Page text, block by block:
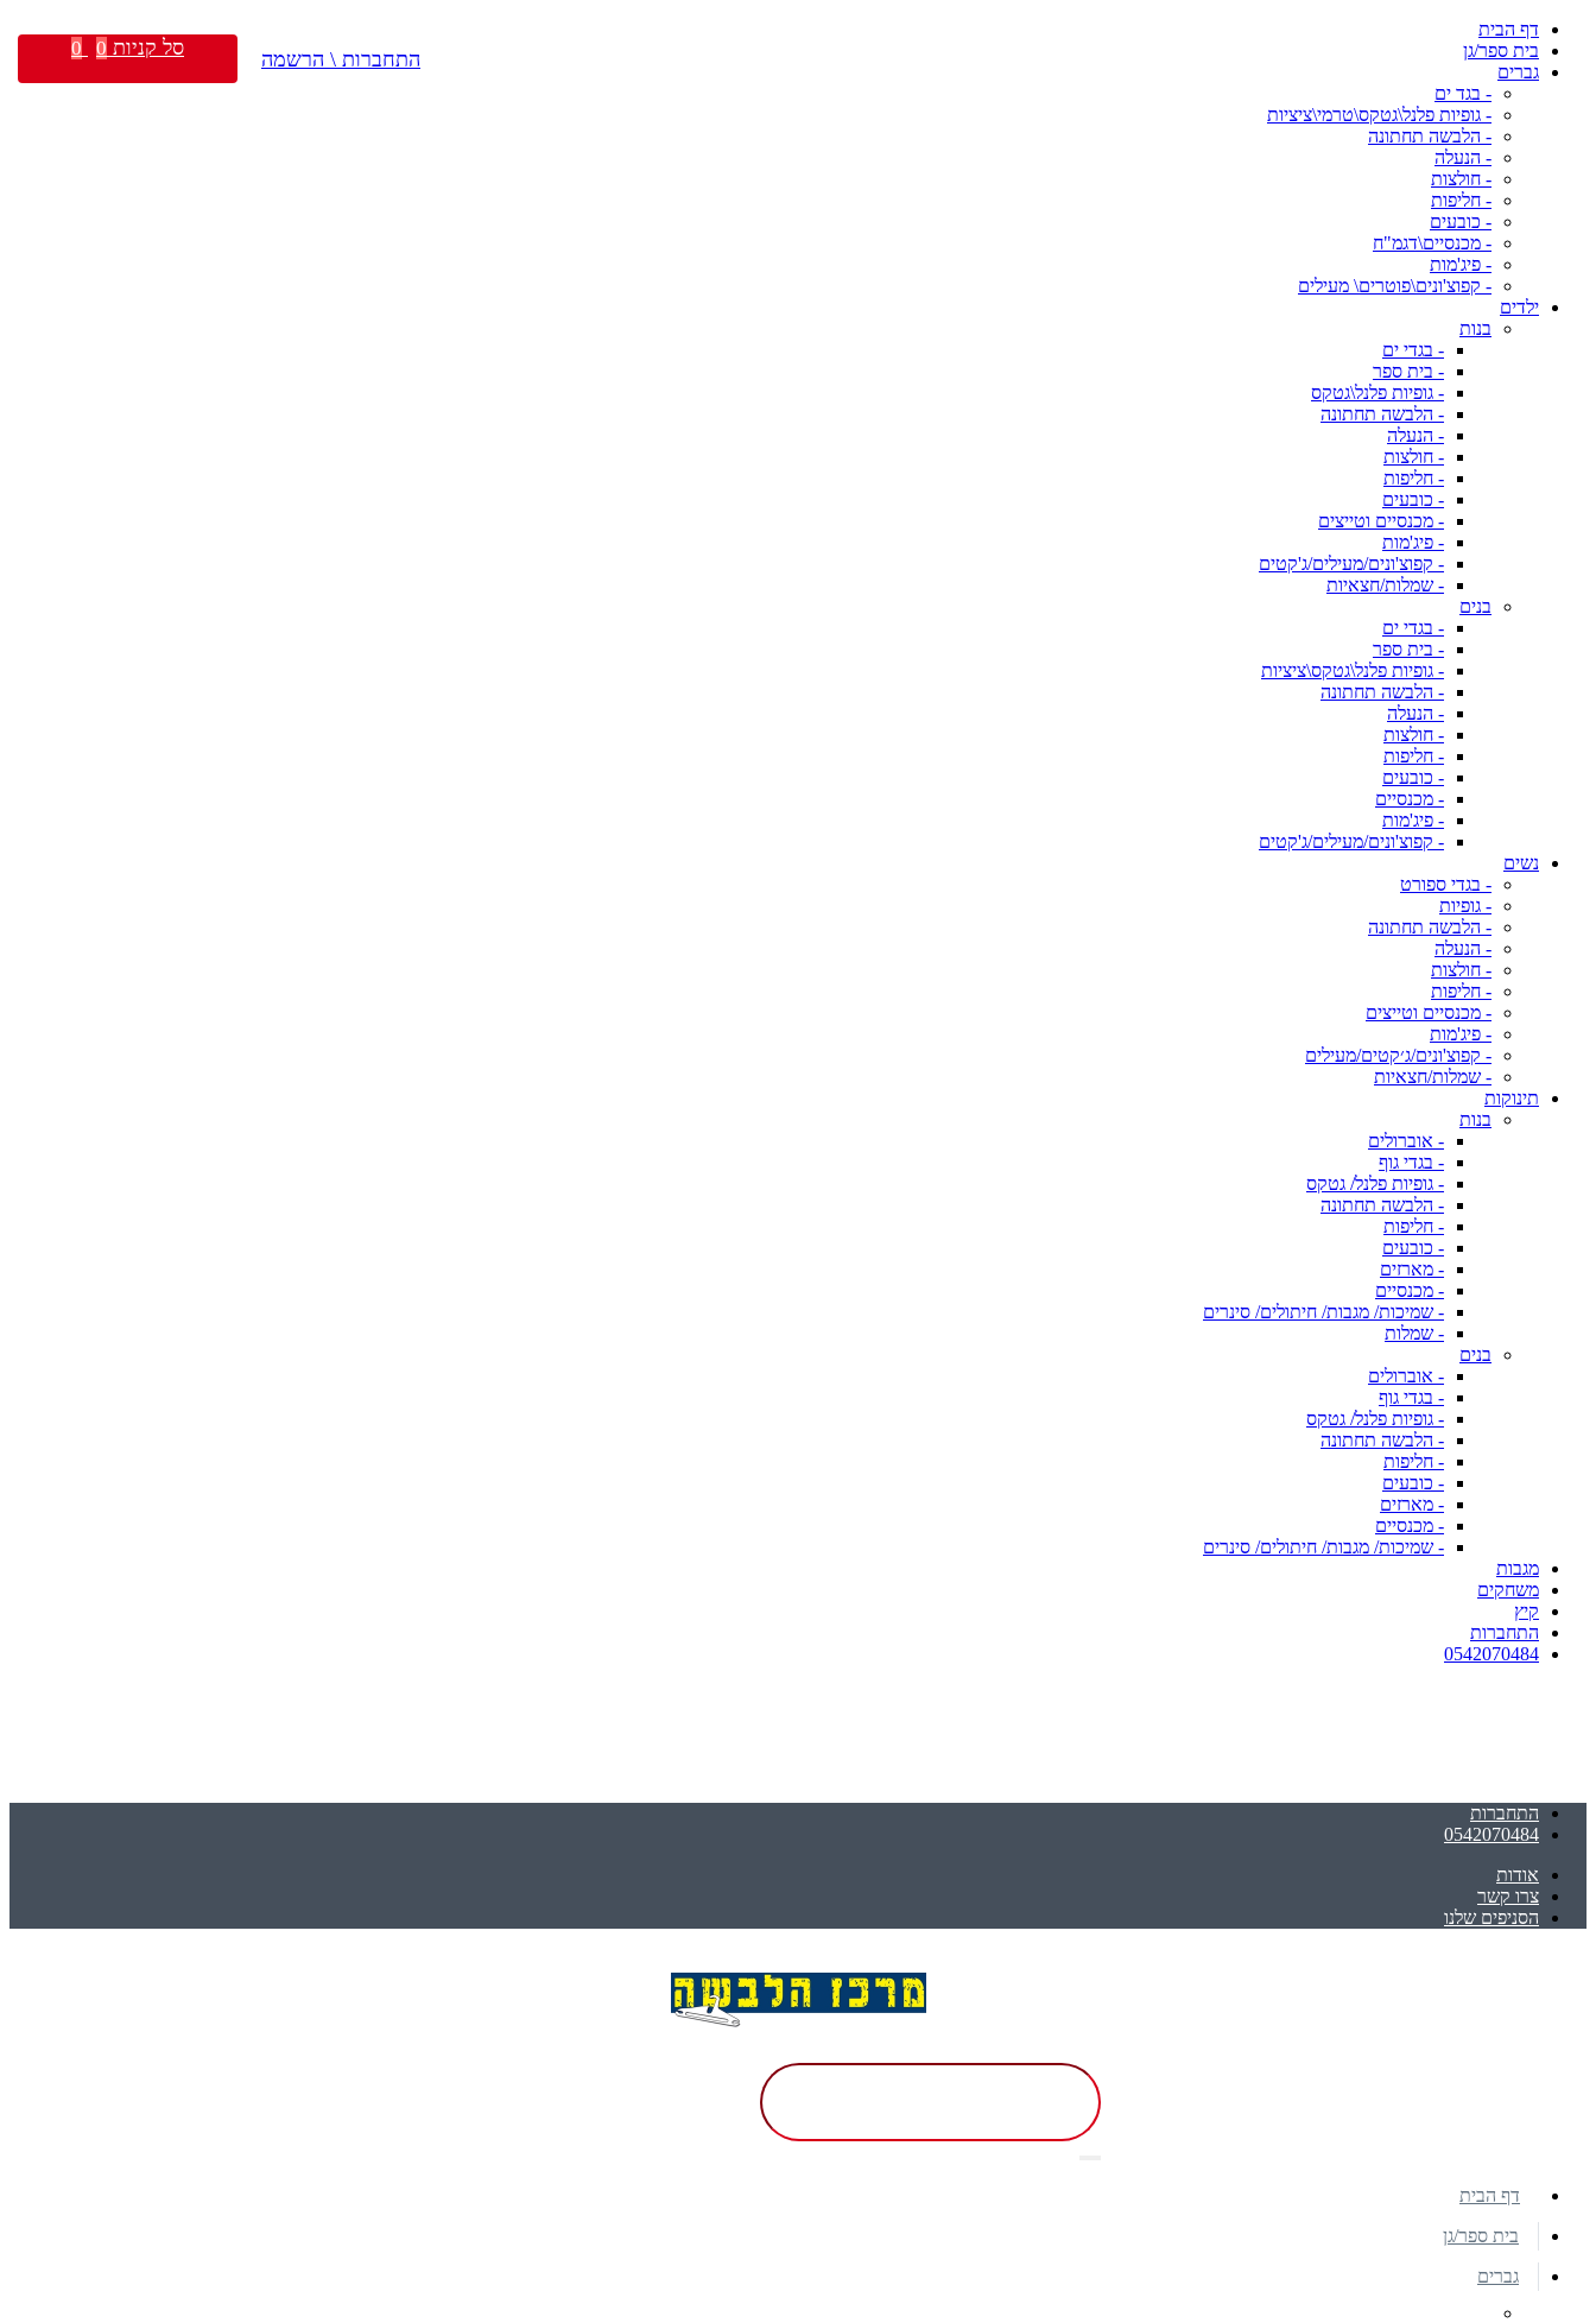
דף הבית
בית ספר/גן
גברים
- בגד ים
- גופיות פלנל\גטקס\טרמי\ציציות
- הלבשה תחתונה
- הנעלה
- חולצות
- חליפות
- כובעים
- מכנסיים\דגמ"ח
- פיג'מות
- קפוצ'ונים\פוטרים\ מעילים
ילדים
בנות
- בגדי ים
- בית ספר
- גופיות פלנל\גטקס
- הלבשה תחתונה
- הנעלה
- חולצות
- חליפות
- כובעים
- מכנסיים וטייצים
- פיג'מות
- קפוצ'ונים/מעילים/ג'קטים
- שמלות/חצאיות
בנים
- בגדי ים
- בית ספר
- גופיות פלנל\גטקס\ציציות
- הלבשה תחתונה
- הנעלה
- חולצות
- חליפות
- כובעים
- מכנסיים
- פיג'מות
- קפוצ'ונים/מעילים/ג'קטים
נשים
- בגדי ספורט
- גופיות
- הלבשה תחתונה
- הנעלה
- חולצות
- חליפות
- מכנסיים וטייצים
- פיג'מות
- קפוצ'ונים/ג׳קטים/מעילים
- שמלות/חצאיות
תינוקות
בנות
- אוברולים
- בגדי גוף
- גופיות פלנל/ גטקס
- הלבשה תחתונה
- חליפות
- כובעים
- מארזים
- מכנסיים
- שמיכות/ מגבות/ חיתולים/ סינרים
- שמלות
בנים
- אוברולים
- בגדי גוף
- גופיות פלנל/ גטקס
- הלבשה תחתונה
- חליפות
- כובעים
- מארזים
- מכנסיים
- שמיכות/ מגבות/ חיתולים/ סינרים
מגבות
משחקים
קיץ
התחברות
0542070484
התחברות
0542070484
אודות
צרו קשר
הסניפים שלנו
התחברות \ הרשמה סל קניות 0
0
דף הבית
בית ספר/גן
גברים